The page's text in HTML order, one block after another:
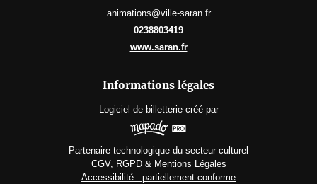
animations@ville-saran.fr
0238803419
www.saran.fr
Informations légales
Logiciel de billetterie créé par
Partenaire technologique du secteur culturel
CGV, RGPD & Mentions Légales
Accessibilité : partiellement conforme